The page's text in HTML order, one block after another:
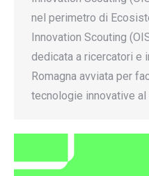
nel perimetro di
Innovation Scouting
dedicata a ricercatori e
Romagna avviata per
tecnologie innovative